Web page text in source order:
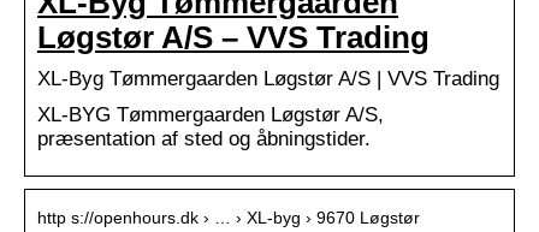
Løgstør A/S – VVS Trading
XL-Byg Tømmergaarden Løgstør A/S | VVS Trading
XL-BYG Tømmergaarden Løgstør A/S,
præsentation af sted og åbningstider.
http s://openhours.dk › … › XL-byg › 9670 Løgstør